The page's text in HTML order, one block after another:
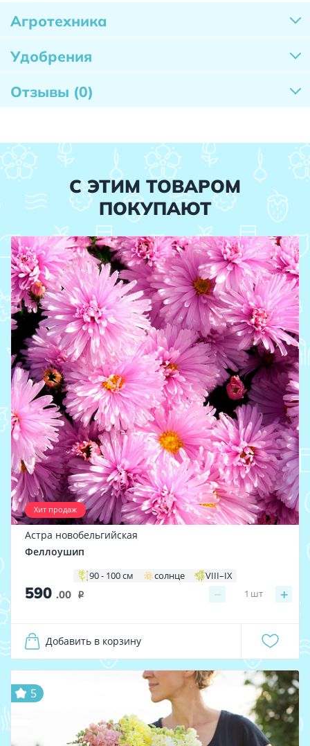
Агротехника
Удобрения
Отзывы (0)
С ЭТИМ ТОВАРОМ
ПОКУПАЮТ
Хит продаж
Астра новобельгийская
Феллоушип
90 - 100 см солнце VIII–IX
590 .00 i − +
1 шт
Добавить в корзину
5